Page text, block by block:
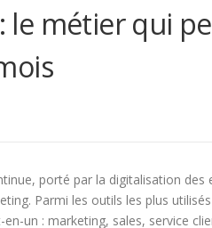
le métier qui
porté par la digitalisation des
Parmi les outils les plus
un : marketing, sales, service